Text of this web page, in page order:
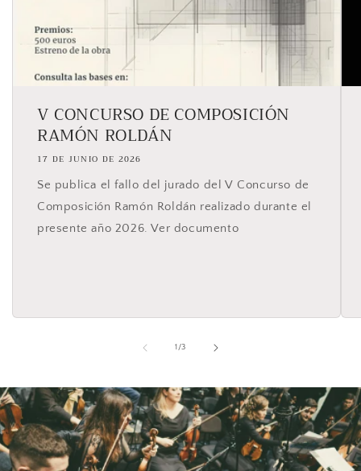
V CONCURSO DE COMPOSICIÓN
RAMÓN ROLDÁN
17 DE JUNIO DE 2026
Se publica el fallo del jurado del V Concurso de
Composición Ramón Roldán realizado durante el
presente año 2026. Ver documento
1 /de
3